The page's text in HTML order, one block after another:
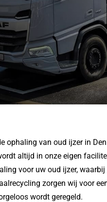
ophaling van oud ijzer in
altijd in onze eigen
voor uw oud ijzer,
zorgen wij voor
wordt geregeld.